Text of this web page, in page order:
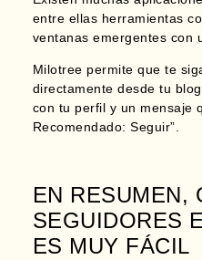
entre ellas herramientas
ventanas emergentes con
Milotree permite que te
directamente desde tu
con tu perfil y un mensaje
Recomendado: Seguir”.
EN RESUMEN,
SEGUIDORES
ES MUY FÁCIL